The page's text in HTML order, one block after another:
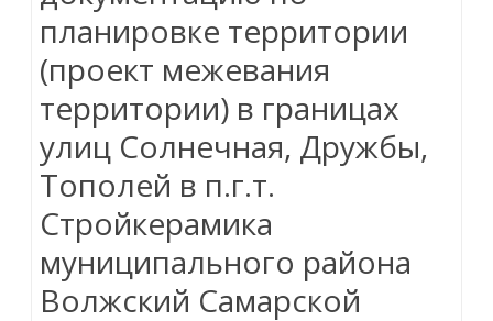
планировке территории
(проект межевания
территории) в границах
улиц Солнечная, Дружбы,
Тополей в п.г.т.
Стройкерамика
муниципального района
Волжский Самарской